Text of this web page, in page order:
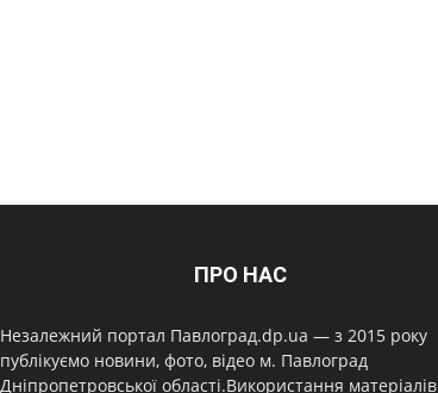
ПРО НАС
Незалежний портал Павлоград.dp.ua — з 2015 року
публікуємо новини, фото, відео м. Павлоград
Дніпропетровської області.Використання матеріалів